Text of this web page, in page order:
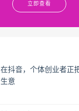
立即查看
在抖音，个体创业者正
生意